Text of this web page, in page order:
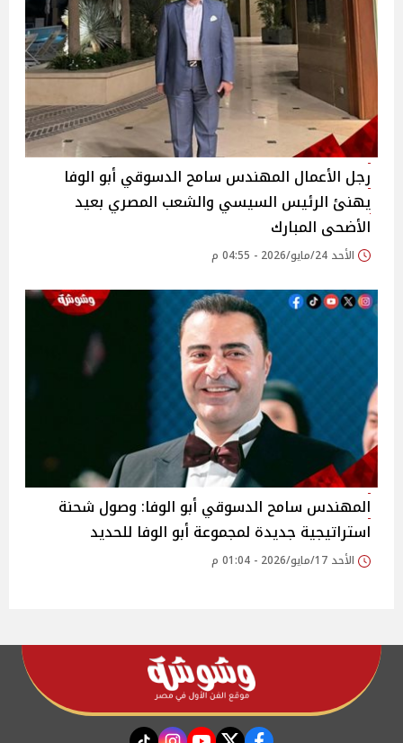
رجل الأعمال المهندس سامح الدسوقي أبو الوفا
يهنئ الرئيس السيسي والشعب المصري بعيد
الأضحى المبارك
الأحد 24/مايو/2026 - 04:55 م
المهندس سامح الدسوقي أبو الوفا: وصول شحنة
استراتيجية جديدة لمجموعة أبو الوفا للحديد
الأحد 17/مايو/2026 - 01:04 م